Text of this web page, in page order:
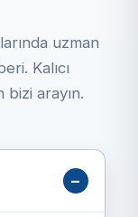
uzman
Kalıcı
arayın.